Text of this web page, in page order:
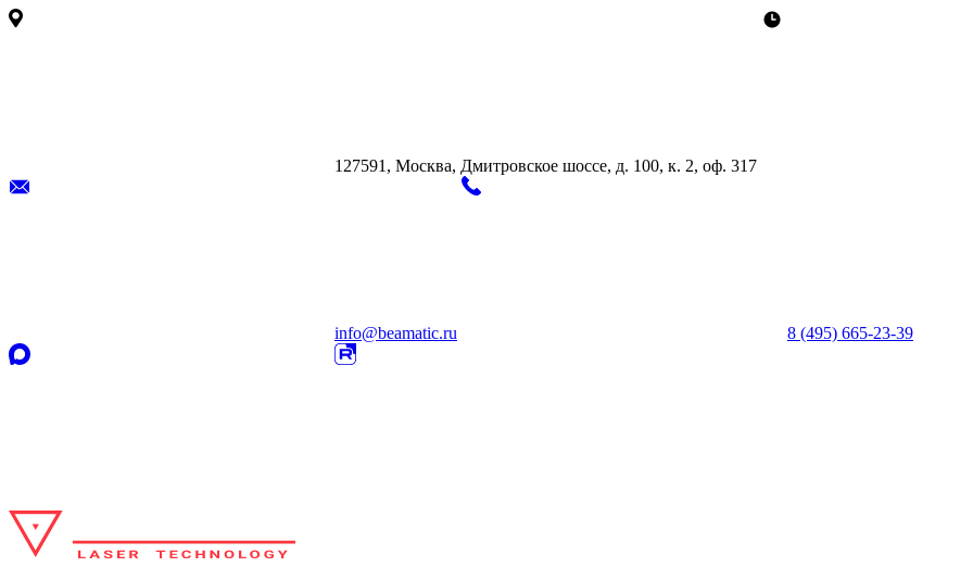
127591, Москва, Дмитровское шоссе, д. 100, к. 2, оф. 317
info@beamatic.ru 8 (495) 665-23-39